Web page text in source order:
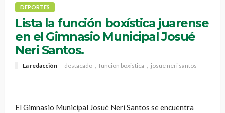
DEPORTES
Lista la función boxística juarense
en el Gimnasio Municipal Josué
Neri Santos.
La redacción destacado funcion boxistica josue neri santos
El Gimnasio Municipal Josué Neri Santos se encuentra